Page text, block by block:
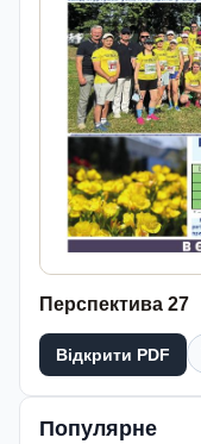
Перспектива 27
Відкрити PDF
Популярне